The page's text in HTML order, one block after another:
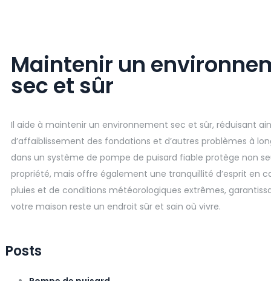
Maintenir un
sec et sûr
Il aide à maintenir un environnement sec et sûr, réduisant
d’affaiblissement des fondations et d’autres problèmes à
dans un système de pompe de puisard fiable protège non
propriété, mais offre également une tranquillité d’esprit en
pluies et de conditions météorologiques extrêmes,
votre maison reste un endroit sûr et sain où vivre.
Posts